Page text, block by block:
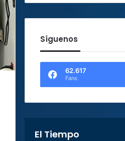
Síguenos
62.617
Fans
El Tiempo